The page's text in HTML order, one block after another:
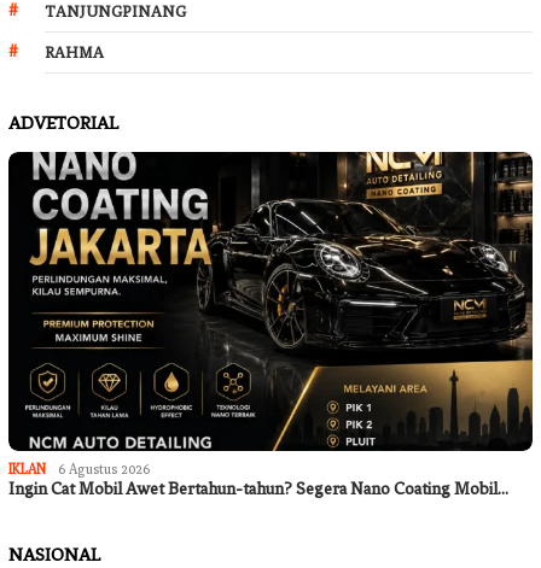
TANJUNGPINANG
RAHMA
ADVETORIAL
IKLAN 6 Agustus 2026
Ingin Cat Mobil Awet Bertahun-tahun? Segera Nano Coating Mobil…
NASIONAL